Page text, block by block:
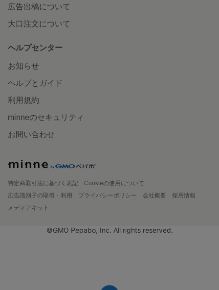
広告出稿について
大口注文について
ヘルプセンター
お知らせ
ヘルプとガイド
利用規約
minneのセキュリティ
お問い合わせ
特定商取引法に基づく表記
Cookieの使用について
広告識別子の取得・利用
プライバシーポリシー 会社概要
採用情報
メディアキット
©GMO Pepabo, Inc. All rights reserved.